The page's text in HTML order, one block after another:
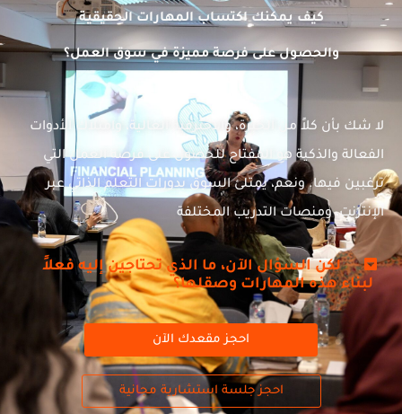
كيف يمكنك اكتساب المهارات الحقيقية
والحصول على فرصة مميزة في سوق العمل؟
لا شك بأن كلاً من الخبرة، والاحترفية العالية، وامتلاك الأدوات
الفعالة والذكية هو المفتاح للحصول على فرصة العمل التي
ترغبين فيها. ونعم، يمتلئ السوق بدورات التعلم الذاتي عبر
الإنترنت، ومنصات التدريب المختلفة
لكن السؤال الآن، ما الذي تحتاجين إليه فعلاً
لبناء هذه المهارات وصقلها؟
احجز مقعدك الآن
احجز جلسة استشارية مجانية